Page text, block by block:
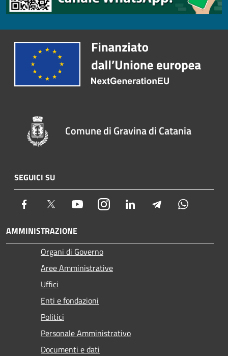
Comune di Gravina di Catania
SEGUICI SU
Facebook Twitter YoutubeInstagram LinkedIn Telegram
AMMINISTRAZIONE
Organi di Governo
Aree Amministrative
Uffici
Enti e fondazioni
Politici
Personale Amministrativo
Documenti e dati